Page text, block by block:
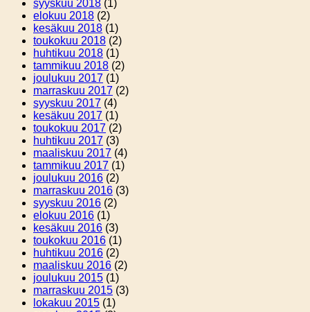
syyskuu 2018 (1)
elokuu 2018 (2)
kesäkuu 2018 (1)
toukokuu 2018 (2)
huhtikuu 2018 (1)
tammikuu 2018 (2)
joulukuu 2017 (1)
marraskuu 2017 (2)
syyskuu 2017 (4)
kesäkuu 2017 (1)
toukokuu 2017 (2)
huhtikuu 2017 (3)
maaliskuu 2017 (4)
tammikuu 2017 (1)
joulukuu 2016 (2)
marraskuu 2016 (3)
syyskuu 2016 (2)
elokuu 2016 (1)
kesäkuu 2016 (3)
toukokuu 2016 (1)
huhtikuu 2016 (2)
maaliskuu 2016 (2)
joulukuu 2015 (1)
marraskuu 2015 (3)
lokakuu 2015 (1)